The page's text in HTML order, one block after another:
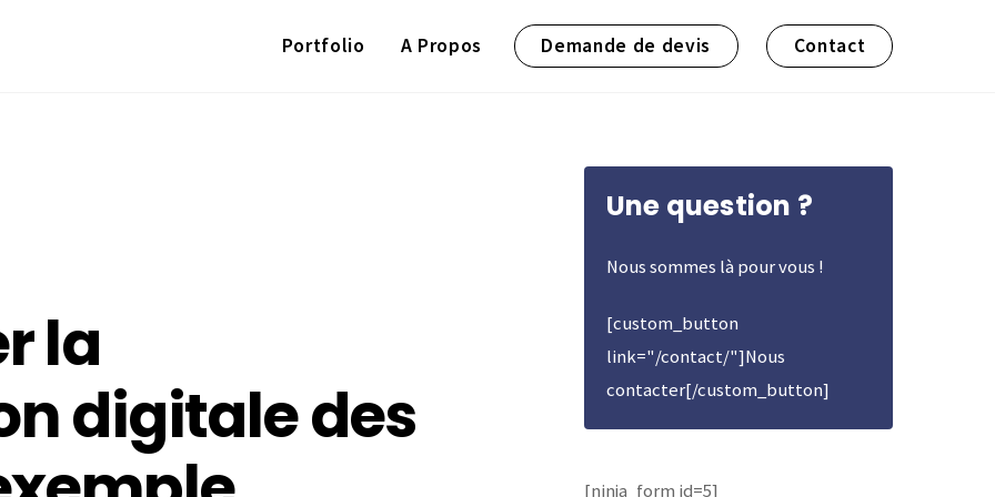
Portfolio A Propos Demande de devis Contact
la
digitale des
Une question ?
Nous sommes là pour vous !
[custom_button
link="/contact/"]Nous
contacter[/custom_button]
[ninja_form id=5]